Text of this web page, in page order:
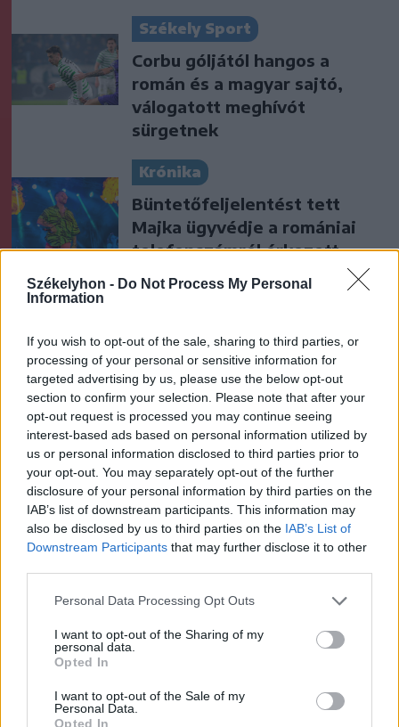
Székelyhon - Do Not Process My Personal
Information
If you wish to opt-out of the sale, sharing to third parties, or
processing of your personal or sensitive information for
targeted advertising by us, please use the below opt-out
section to confirm your selection. Please note that after your
opt-out request is processed you may continue seeing
interest-based ads based on personal information utilized by
us or personal information disclosed to third parties prior to
your opt-out. You may separately opt-out of the further
disclosure of your personal information by third parties on the
IAB’s list of downstream participants. This information may
also be disclosed by us to third parties on the IAB’s List of
Downstream Participants that may further disclose it to other
Personal Data Processing Opt Outs
I want to opt-out of the Sharing of my
personal data.
Opted In
I want to opt-out of the Sale of my
Personal Data.
Opted In
Székely Sport
Corbu góljától hangos a
román és a magyar sajtó,
válogatott meghívót
sürgetnek
Krónika
Büntetőfeljelentést tett
Majka ügyvédje a romániai
telefonszámról érkezett
fenyegetés miatt
Egy újonc jelentkezett, több
átsorolás a Csík körzeti
focibajnokság új idényében
Nőileg
Sándor Ella: Na, indíts, s
menjünk!
A rovat további cikkei